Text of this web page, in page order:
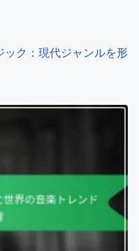
ック：現代ジャンルを形